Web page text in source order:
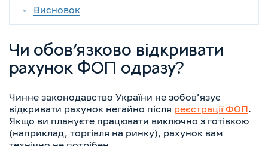
Висновок
Чи обов’язково відкривати
рахунок ФОП одразу?
Чинне законодавство України не зобов’язує
відкривати рахунок негайно після реєстрації ФОП.
Якщо ви плануєте працювати виключно з готівкою
(наприклад, торгівля на ринку), рахунок вам